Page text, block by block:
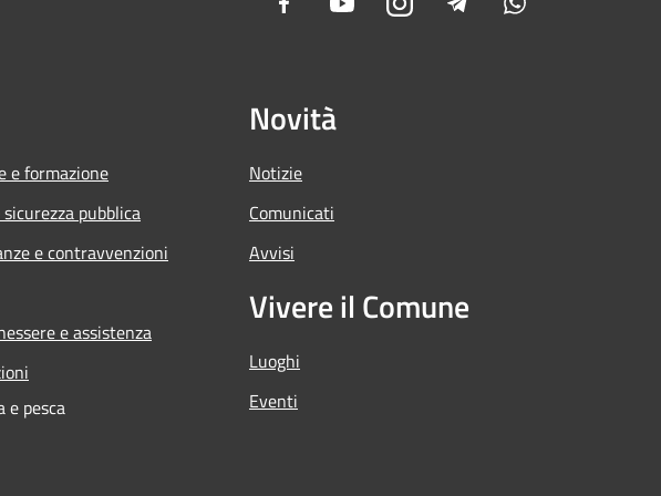
e formazione
pubblica
e contravvenzioni
e assistenza
e pesca
Novità
Notizie
Comunicati
Avvisi
Vivere il Comune
Luoghi
Eventi